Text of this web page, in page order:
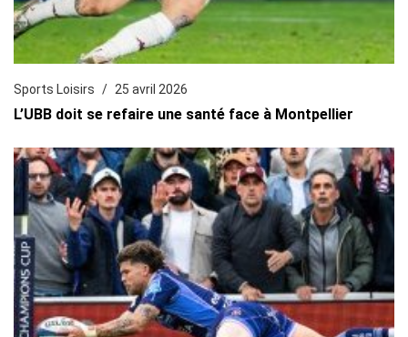
Sports Loisirs 25 avril 2026
L’UBB doit se refaire une santé face à Montpellier